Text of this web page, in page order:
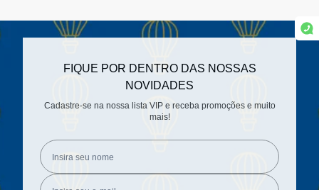
FIQUE POR DENTRO DAS NOSSAS
NOVIDADES
Cadastre-se na nossa lista VIP e receba promoções e muito
mais!